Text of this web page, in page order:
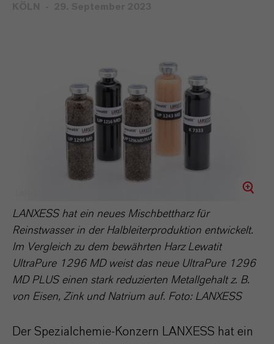
LANXESS hat ein neues Mischbettharz für
Reinstwasser in der Halbleiterproduktion entwickelt.
Im Vergleich zu dem bewährten Harz Lewatit
UltraPure 1296 MD weist das neue UltraPure 1296
MD PLUS einen stark reduzierten Metallgehalt z. B.
von Eisen, Zink und Natrium auf. Foto: LANXESS
Der Spezialchemie-Konzern LANXESS hat ein